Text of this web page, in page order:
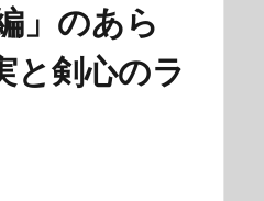
」のあら
と剣心のラ